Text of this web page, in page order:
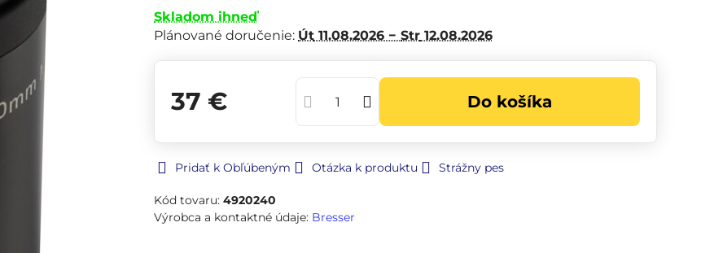
Skladom ihneď
Plánované doručenie: Út 11.08.2026 − Str 12.08.2026
37 € Do košíka
Pridať k Obľúbeným Otázka k produktu Strážny pes
Kód tovaru: 4920240
Výrobca a kontaktné údaje: Bresser